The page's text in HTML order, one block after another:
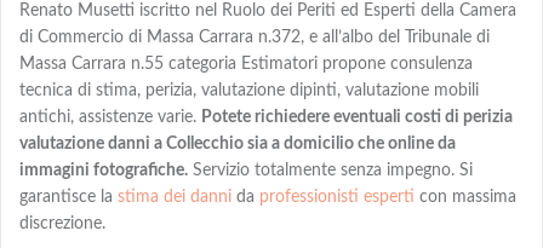
Renato Musetti iscritto nel Ruolo dei Periti ed Esperti della Camera
di Commercio di Massa Carrara n.372, e all’albo del Tribunale di
Massa Carrara n.55 categoria Estimatori propone consulenza
tecnica di stima, perizia, valutazione dipinti, valutazione mobili
antichi, assistenze varie. Potete richiedere eventuali costi di perizia
valutazione danni a Collecchio sia a domicilio che online da
immagini fotografiche. Servizio totalmente senza impegno. Si
garantisce la stima dei danni da professionisti esperti con massima
discrezione.